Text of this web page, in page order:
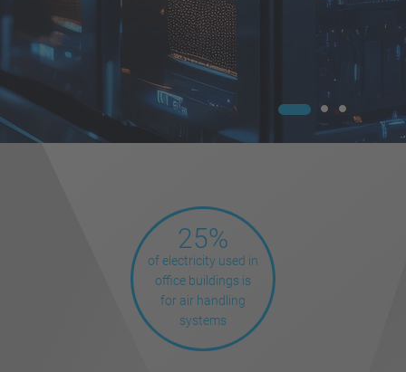
25%
of electricity used in
office buildings is
for air handling
systems